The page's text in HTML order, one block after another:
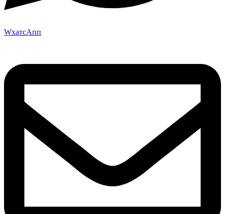
WхатсАпп